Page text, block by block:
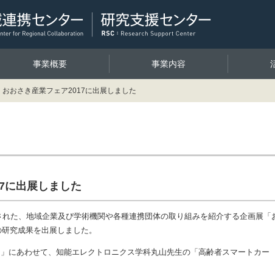
事業概要 事業内容
おおさき産業フェア2017に出展しました
に出展しました
た、地域企業及び学術機関や各種連携団体の取り組みを紹介する企画展「
究成果を出展しました。
にあわせて、知能エレクトロニクス学科丸山先生の「高齢者スマートカー